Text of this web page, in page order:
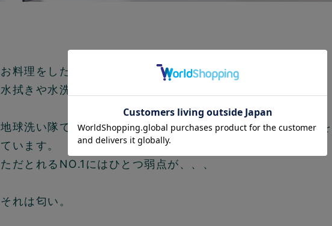
お料理をした後のコンロや、魚を焼いた後のグリル。
水拭きや水洗いでは、油汚れは落ちませんよね。
地球洗い隊ではこんなとき、「とれるNO.1スプレータイプ」
ています。
ただとれるNO.1にはひとつ弱点が、、、
それは匂い。